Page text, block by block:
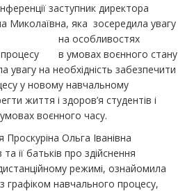
заступник директора
Миколаївна, яка зосередила увагу
на особливостях
процесу в умовах воєнного стану
увагу на необхідність забезпечити
у новому навчальному
і здоров’я студентів і
воєнного часу.
Проскуріна Ольга Іванівна
ії батьків про здійснення
режимі, ознайомила
графіком навчального процесу,